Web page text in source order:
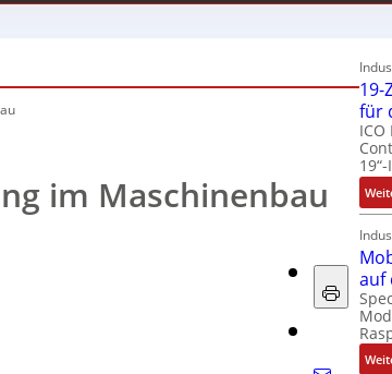
im Maschinenbau
19-
für
auf